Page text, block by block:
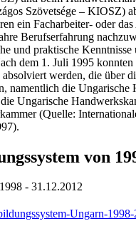
Szövetsége – KIOSZ)
ein Facharbeiter- oder
Berufserfahrung
und praktische
dem 1. Juli 1995 konnten
werden, die über
namentlich die Ungarische
Ungarische
(Quelle:
von
- 31.12.2012
Ungarn-1998-